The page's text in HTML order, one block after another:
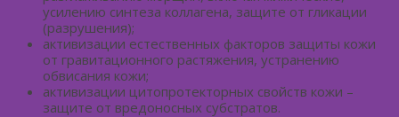
усилению синтеза коллагена, защите от гликации
(разрушения);
активизации естественных факторов защиты кожи
от гравитационного растяжения, устранению
обвисания кожи;
активизации цитопротекторных свойств кожи –
защите от вредоносных субстратов.